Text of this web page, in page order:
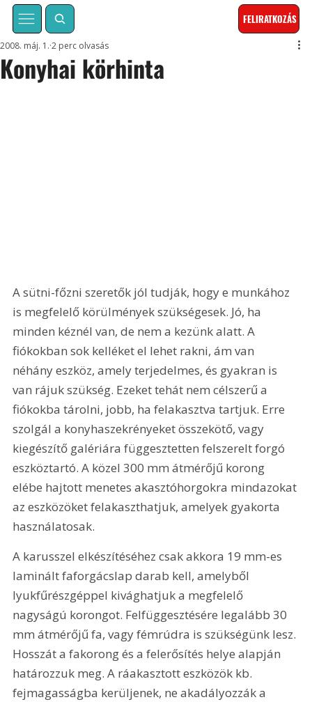
FELIRATKOZÁS
Konyhai körhinta
2008. máj. 1. 2 perc olvasás
A sütni-főzni szeretők jól tudják, hogy e munkához
is megfelelő körülmények szükségesek. Jó, ha
minden kéznél van, de nem a kezünk alatt. A
fiókokban sok kelléket el lehet rakni, ám van
néhány eszköz, amely terjedelmes, és gyakran is
van rájuk szükség. Ezeket tehát nem célszerű a
fiókokba tárolni, jobb, ha felakasztva tartjuk. Erre
szolgál a konyhaszekrényeket összekötő, vagy
kiegészítő galériára függesztetten felszerelt forgó
eszköztartó. A közel 300 mm átmérőjű korong
elébe hajtott menetes akasztóhorgokra mindazokat
az eszközöket felakaszthatjuk, amelyek gyakorta
használatosak.
A karusszel elkészítéséhez csak akkora 19 mm-es
laminált faforgácslap darab kell, amelyből
lyukfűrészgéppel kivághatjuk a megfelelő
nagyságú korongot. Felfüggesztésére legalább 30
mm átmérőjű fa, vagy fémrúdra is szükségünk lesz.
Hosszát a fakorong és a felerősítés helye alapján
határozzuk meg. A ráakasztott eszközök kb.
fejmagasságba kerüljenek, ne akadályozzák a